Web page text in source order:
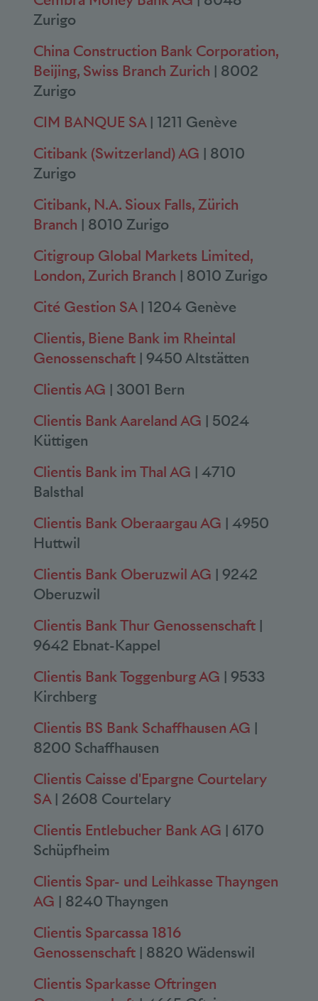
Zurigo
China Construction Bank Corporation,
Beijing, Swiss Branch Zurich | 8002
Zurigo
CIM BANQUE SA| 1211 Genève
Citibank (Switzerland) AG | 8010
Zurigo
Citibank, N.A. Sioux Falls, Zürich
Branch | 8010 Zurigo
Citigroup Global Markets Limited,
London, Zurich Branch | 8010 Zurigo
Cité Gestion SA| 1204 Genève
Clientis, Biene Bank im Rheintal
Genossenschaft | 9450 Altstätten
Clientis AG | 3001 Bern
Clientis Bank Aareland AG | 5024
Küttigen
Clientis Bank im Thal AG | 4710
Balsthal
Clientis Bank Oberaargau AG | 4950
Huttwil
Clientis Bank Oberuzwil AG | 9242
Oberuzwil
Clientis Bank Thur Genossenschaft |
9642 Ebnat-Kappel
Clientis Bank Toggenburg AG | 9533
Kirchberg
Clientis BS Bank Schaffhausen AG |
8200 Schaffhausen
Clientis Caisse d'Epargne Courtelary
SA| 2608 Courtelary
Clientis Entlebucher Bank AG | 6170
Schüpfheim
Clientis Spar- und Leihkasse Thayngen
AG | 8240 Thayngen
Clientis Sparcassa 1816
Genossenschaft | 8820 Wädenswil
Clientis Sparkasse Oftringen